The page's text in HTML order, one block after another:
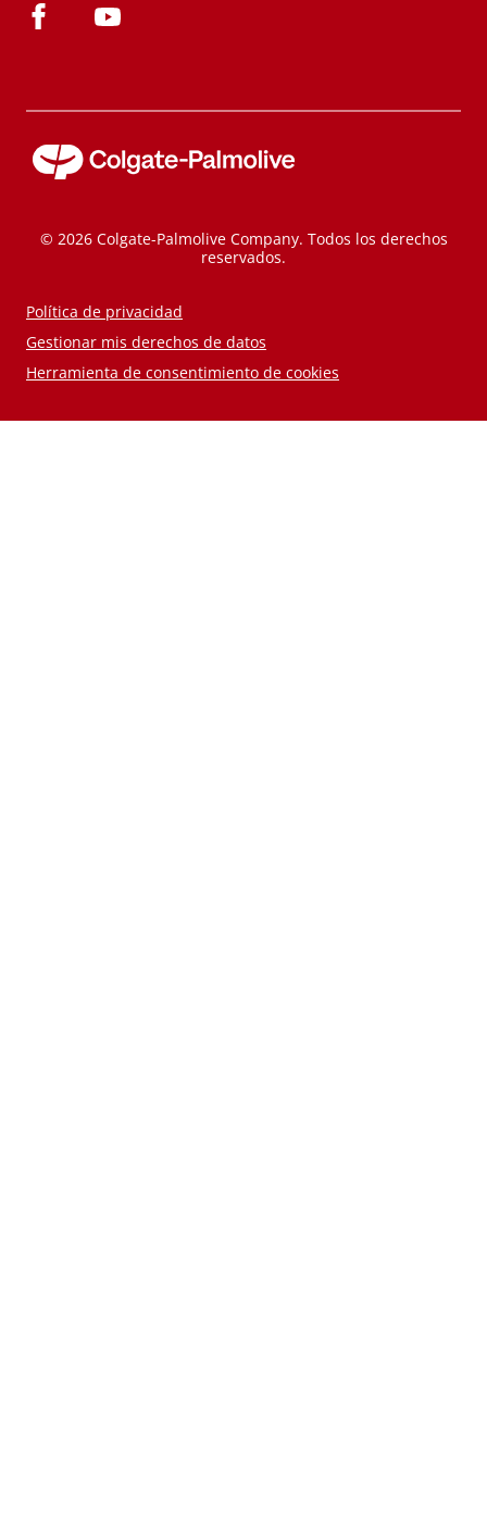
© 2026 Colgate-Palmolive Company. Todos los derechos
reservados.
Política de privacidad
Gestionar mis derechos de datos
Herramienta de consentimiento de cookies